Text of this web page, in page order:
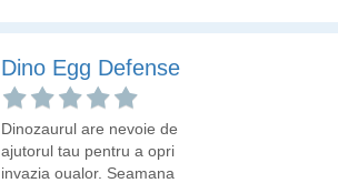
Dino Egg Defense
Dinozaurul are nevoie de
ajutorul tau pentru a opri
invazia oualor. Seamana